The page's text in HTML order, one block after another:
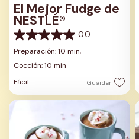
El Mejor Fudge de
NESTLÉ®
0.0
0.0
de
5
Preparación: 10 min,
Cocción: 10 min
Fácil
Guardar